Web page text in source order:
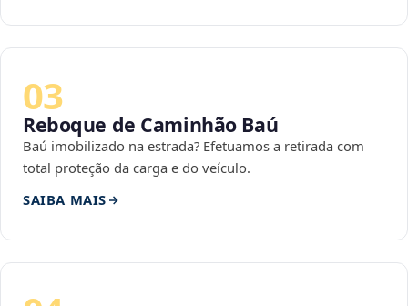
03
Reboque de Caminhão Baú
Baú imobilizado na estrada? Efetuamos a retirada com
total proteção da carga e do veículo.
SAIBA MAIS